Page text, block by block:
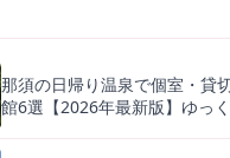
那須の日帰り温泉で個室・貸
館6選【2026年最新版】ゆっ